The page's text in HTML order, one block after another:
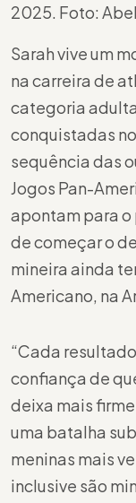
2025. Foto:
Sarah vive um
na carreira de
categoria
conquistadas
sequência das
Jogos Pan-
apontam para
de começar o
mineira ainda
Americano, na
“Cada
confiança de
deixa mais
uma batalha
meninas mais
inclusive são